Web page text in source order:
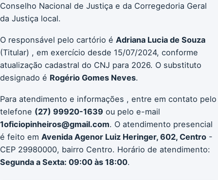
Conselho Nacional de Justiça e da Corregedoria Geral
da Justiça local.
O responsável pelo cartório é Adriana Lucia de Souza
(Titular) , em exercício desde 15/07/2024, conforme
atualização cadastral do CNJ para 2026. O substituto
designado é Rogério Gomes Neves.
Para atendimento e informações , entre em contato pelo
telefone (27) 99920-1639 ou pelo e-mail
1oficiopinheiros@gmail.com. O atendimento presencial
é feito em Avenida Agenor Luiz Heringer, 602, Centro -
CEP 29980000, bairro Centro. Horário de atendimento:
Segunda a Sexta: 09:00 às 18:00.